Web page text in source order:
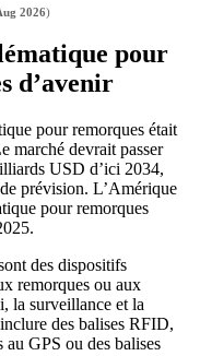
2026)
pour
d’avenir
pour remorques était
marché devrait passer
USD d’ici 2034,
prévision. L’Amérique
pour remorques
des dispositifs
remorques ou aux
la surveillance et la
des balises RFID,
GPS ou des balises